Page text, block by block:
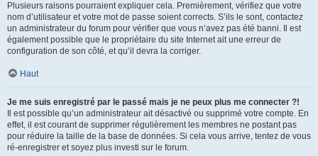
Plusieurs raisons pourraient expliquer cela. Premièrement, vérifiez que votre
nom d’utilisateur et votre mot de passe soient corrects. S’ils le sont, contactez
un administrateur du forum pour vérifier que vous n’avez pas été banni. Il est
également possible que le propriétaire du site Internet ait une erreur de
configuration de son côté, et qu’il devra la corriger.
Haut
Je me suis enregistré par le passé mais je ne peux plus me connecter ?!
Il est possible qu’un administrateur ait désactivé ou supprimé votre compte. En
effet, il est courant de supprimer régulièrement les membres ne postant pas
pour réduire la taille de la base de données. Si cela vous arrive, tentez de vous
ré-enregistrer et soyez plus investi sur le forum.